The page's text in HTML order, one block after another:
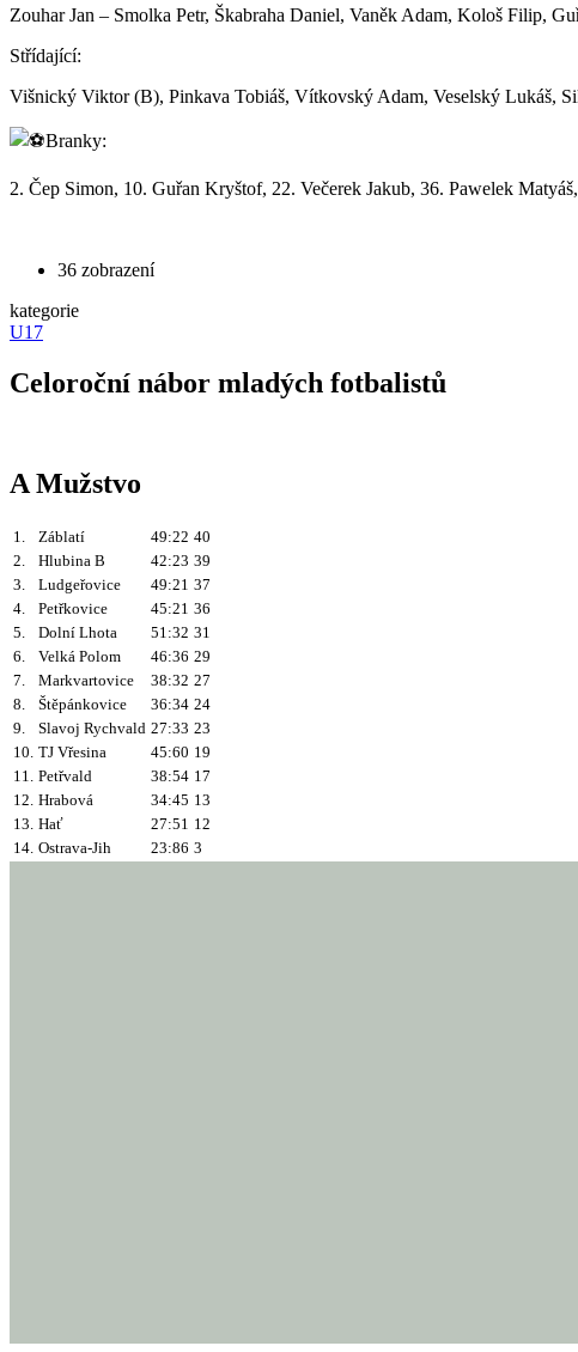
Zouhar Jan – Smolka Petr, Škabraha Daniel, Vaněk Adam, Kološ Filip,
Střídající:
Višnický Viktor (B), Pinkava Tobiáš, Vítkovský Adam, Veselský Lukáš,
Branky:
2. Čep Simon, 10. Guřan Kryštof, 22. Večerek Jakub, 36. Pawelek
36 zobrazení
kategorie
U17
Celoroční nábor mladých fotbalistů
A Mužstvo
1. Záblatí 49:22 40
2.
Hlubina B 42:23 39
3.
Ludgeřovice 49:21 37
4.
Petřkovice 45:21 36
5.
Dolní Lhota 51:32 31
6.
Velká Polom 46:36 29
7.
Markvartovice 38:32 27
8.
Štěpánkovice 36:34 24
9.
Slavoj Rychvald 27:33 23
10. TJ Vřesina 45:60 19
11. Petřvald 38:54 17
12. Hrabová 34:45 13
13. Hať 27:51 12
14. Ostrava-Jih 23:86 3